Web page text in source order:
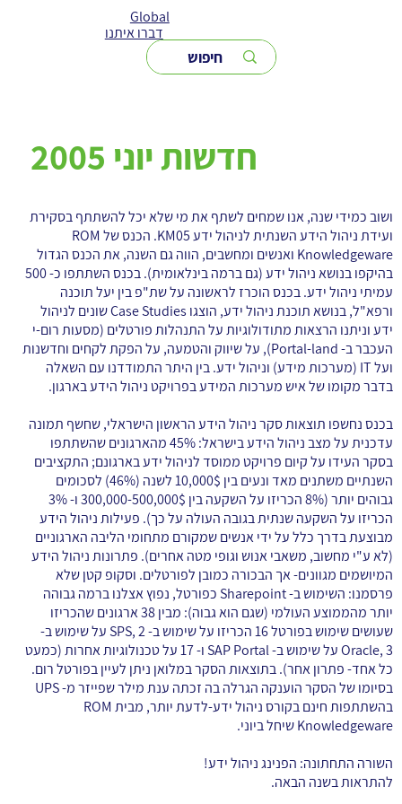
Global
דברו איתנו
חדשות יוני 2005
ושוב כמידי שנה, אנו שמחים לשתף את מי שלא יכל להשתתף בסקירת
ועידת ניהול הידע השנתית לניהול ידע KM05. הכנס של ROM
Knowledgeware ואנשים ומחשבים, הווה גם השנה, את הכנס הגדול
בהיקפו בנושא ניהול ידע (גם ברמה בינלאומית). בכנס השתתפו כ- 500
עמיתי ניהול ידע. בכנס הוכרז לראשונה על שת"פ בין יעל תוכנה
ורפא"ל, בנושא תוכנת ניהול ידע, הוצגו Case Studies שונים לניהול
ידע וניתנו הרצאות מתודולוגיות על התנהלות פורטלים (מסעות רום-י
העכבר ב- Portal-land), על שיווק והטמעה, על הפקת לקחים וחדשנות
ועל IT (מערכות מידע) וניהול ידע. בין היתר התמודדנו עם השאלה
בדבר מקומו של איש מערכות המידע בפרויקט ניהול הידע בארגון.
בכנס נחשפו תוצאות סקר ניהול הידע הראשון הישראלי, שחשף תמונה
עדכנית על מצב ניהול הידע בישראל: 45% מהארגונים שהשתתפו
בסקר העידו על קיום פרויקט ממוסד לניהול ידע בארגונם; התקציבים
השנתיים משתנים מאד ונעים בין 10,000$ לשנה (46%) לסכומים
גבוהים יותר (8% הכריזו על השקעה בין 300,000-500,000$ ו- 3%
הכריזו על השקעה שנתית בגובה העולה על כך). פעילות ניהול הידע
מבוצעת בדרך כלל על ידי אנשים שמקורם מתחומי הליבה הארגוניים
(לא ע"י מחשוב, משאבי אנוש וגופי מטה אחרים). פתרונות ניהול הידע
המיושמים מגוונים- אך הבכורה כמובן לפורטלים. וסקופ קטן שלא
פרסמנו: השימוש ב- Sharepoint כפורטל, נפוץ אצלנו ברמה גבוהה
יותר מהממוצע העולמי (שגם הוא גבוה): מבין 38 ארגונים שהכריזו
שעושים שימוש בפורטל 16 הכריזו על שימוש ב- SPS, 2 על שימוש ב-
Oracle, 3 על שימוש ב- SAP Portal ו- 17 על טכנולוגיות אחרות (כמעט
כל אחד- פתרון אחר). בתוצאות הסקר במלואן ניתן לעיין בפורטל רום.
בסיומו של הסקר הוענקה הגרלה בה זכתה ענת מילר שפייזר מ- UPS
בהשתתפות חינם בקורס ניהול ידע-לדעת יותר, מבית ROM
Knowledgeware שיחל ביוני.
השורה התחתונה: הפנינג ניהול ידע!
להתראות בשנה הבאה.